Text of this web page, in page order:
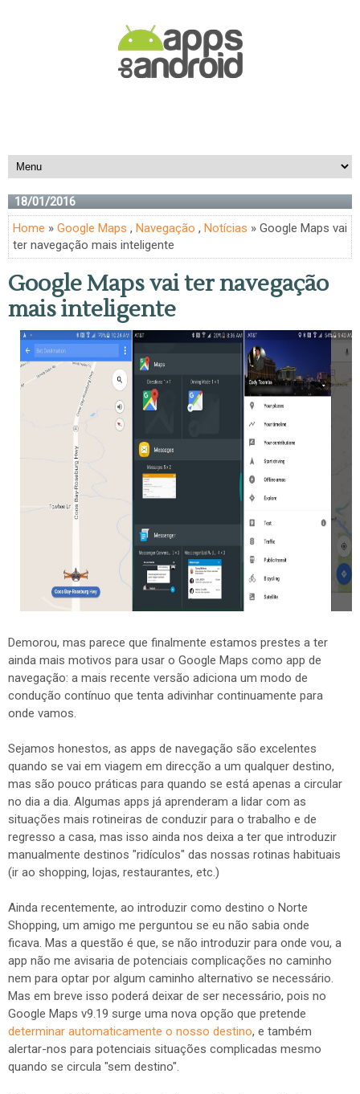
18/01/2016
Home » Google Maps , Navegação , Notícias » Google Maps vai
ter navegação mais inteligente
Google Maps vai ter navegação
mais inteligente
Demorou, mas parece que finalmente estamos prestes a ter
ainda mais motivos para usar o Google Maps como app de
navegação: a mais recente versão adiciona um modo de
condução contínuo que tenta adivinhar continuamente para
onde vamos.
Sejamos honestos, as apps de navegação são excelentes
quando se vai em viagem em direcção a um qualquer destino,
mas são pouco práticas para quando se está apenas a circular
no dia a dia. Algumas apps já aprenderam a lidar com as
situações mais rotineiras de conduzir para o trabalho e de
regresso a casa, mas isso ainda nos deixa a ter que introduzir
manualmente destinos "ridículos" das nossas rotinas habituais
(ir ao shopping, lojas, restaurantes, etc.)
Ainda recentemente, ao introduzir como destino o Norte
Shopping, um amigo me perguntou se eu não sabia onde
ficava. Mas a questão é que, se não introduzir para onde vou, a
app não me avisaria de potenciais complicações no caminho
nem para optar por algum caminho alternativo se necessário.
Mas em breve isso poderá deixar de ser necessário, pois no
Google Maps v9.19 surge uma nova opção que pretende
determinar automaticamente o nosso destino, e também
alertar-nos para potenciais situações complicadas mesmo
quando se circula "sem destino".